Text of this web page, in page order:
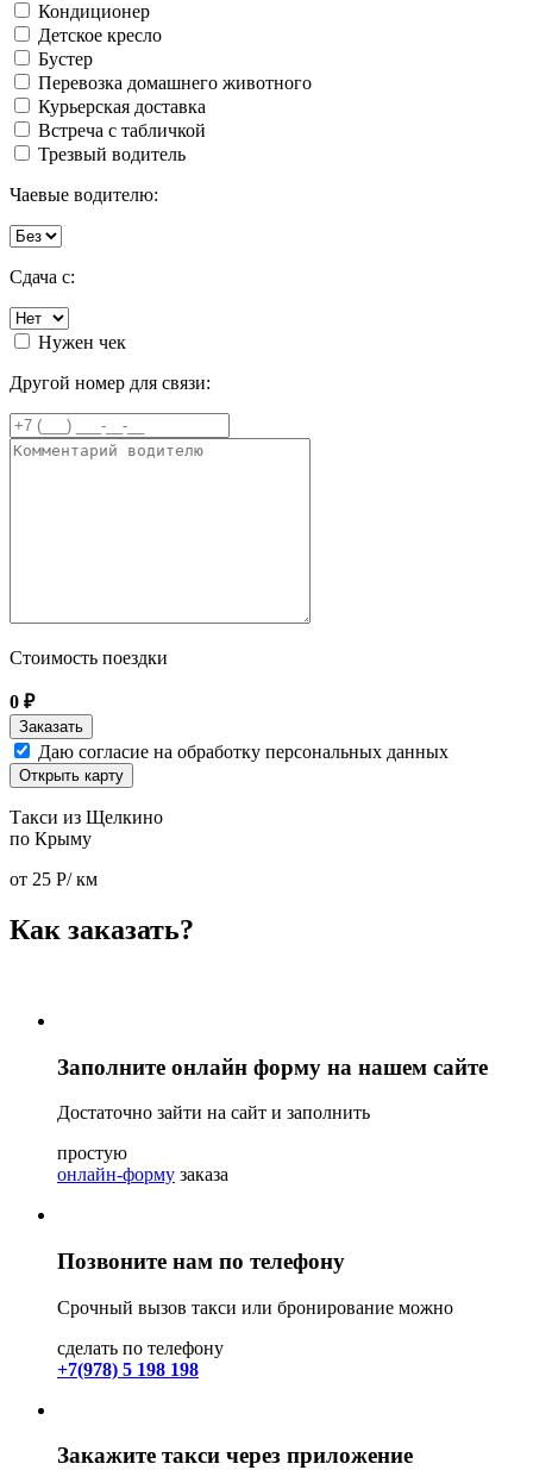
Кондиционер
Детское кресло
Бустер
Перевозка домашнего животного
Курьерская доставка
Встреча с табличкой
Трезвый водитель
Чаевые водителю:
Сдача с:
Нужен чек
Другой номер для связи:
Стоимость поездки
0 ₽
Даю согласие на обработку персональных данных
Открыть карту
Такси из Щелкино
по Крыму
от 25 Р/ км
Как заказать?
Заполните онлайн форму на нашем сайте
Достаточно зайти на сайт и заполнить
простую
онлайн-форму заказа
Позвоните нам по телефону
Срочный вызов такси или бронирование можно
сделать по телефону
+7(978) 5 198 198
Закажите такси через приложение